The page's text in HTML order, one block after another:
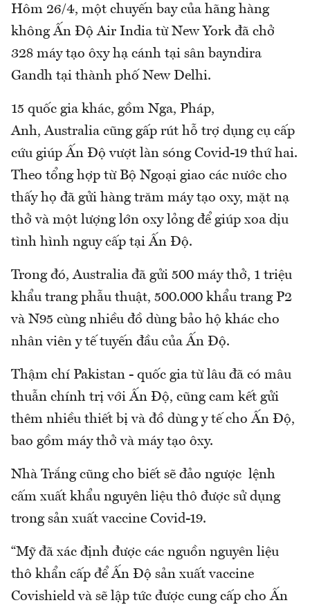
Hôm 26/4, một chuyến bay của hãng hàng
không Ấn Độ Air India từ New York đã chở
328 máy tạo ôxy hạ cánh tại sân bayndira
Gandh tại thành phố New Delhi.
15 quốc gia khác, gồm Nga, Pháp,
Anh, Australia cũng gấp rút hỗ trợ dụng cụ cấp
cứu giúp Ấn Độ vượt làn sóng Covid-19 thứ hai.
Theo tổng hợp từ Bộ Ngoại giao các nước cho
thấy họ đã gửi hàng trăm máy tạo oxy, mặt nạ
thở và một lượng lớn oxy lỏng để giúp xoa dịu
tình hình nguy cấp tại Ấn Độ.
Trong đó, Australia đã gửi 500 máy thở, 1 triệu
khẩu trang phẫu thuật, 500.000 khẩu trang P2
và N95 cùng nhiều đồ dùng bảo hộ khác cho
nhân viên y tế tuyến đầu của Ấn Độ.
Thậm chí Pakistan - quốc gia từ lâu đã có mâu
thuẫn chính trị với Ấn Độ, cũng cam kết gửi
thêm nhiều thiết bị và đồ dùng y tế cho Ấn Độ,
bao gồm máy thở và máy tạo ôxy.
Nhà Trắng cũng cho biết sẽ đảo ngược lệnh
cấm xuất khẩu nguyên liệu thô được sử dụng
trong sản xuất vaccine Covid-19.
“Mỹ đã xác định được các nguồn nguyên liệu
thô khẩn cấp để Ấn Độ sản xuất vaccine
Covishield và sẽ lập tức được cung cấp cho Ấn